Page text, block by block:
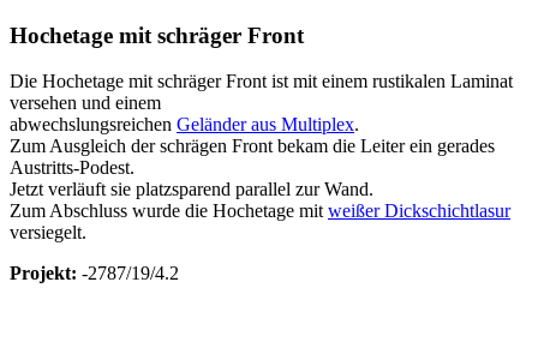
Hochetage mit schräger Front
Die Hochetage mit schräger Front ist mit einem rustikalen Laminat
versehen und einem
abwechslungsreichen Geländer aus Multiplex.
Zum Ausgleich der schrägen Front bekam die Leiter ein gerades
Austritts-Podest.
Jetzt verläuft sie platzsparend parallel zur Wand.
Zum Abschluss wurde die Hochetage mitweißer Dickschichtlasur
versiegelt.
Projekt: -2787/19/4.2